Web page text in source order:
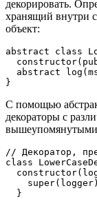
декорировать.
хранящий внутри
объект:
abstract class
abstract
}
С помощью
декораторы с
вышеупомянутыми
// Декоратор,
class
  }